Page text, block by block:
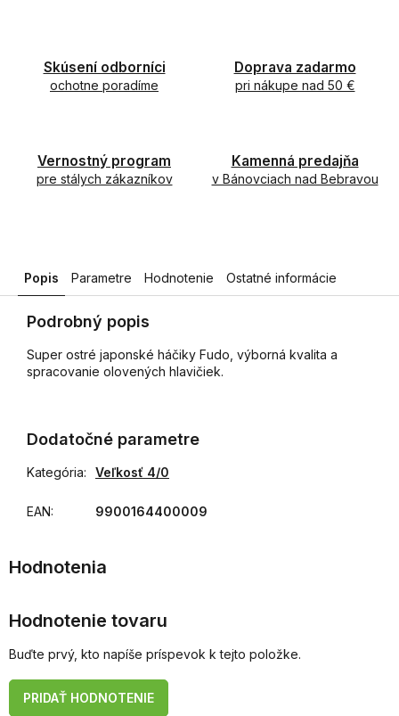
Skúsení odborníci
ochotne poradíme
Doprava zadarmo
pri nákupe nad 50 €
Vernostný program
pre stálych zákazníkov
Kamenná predajňa
v Bánovciach nad Bebravou
Popis Parametre Hodnotenie Ostatné informácie
Podrobný popis
Super ostré japonské háčiky Fudo, výborná kvalita a
spracovanie olovených hlavičiek.
Dodatočné parametre
Kategória: Veľkosť 4/0
EAN: 9900164400009
Hodnotenie tovaru
Buďte prvý, kto napíše príspevok k tejto položke.
PRIDAŤ HODNOTENIE